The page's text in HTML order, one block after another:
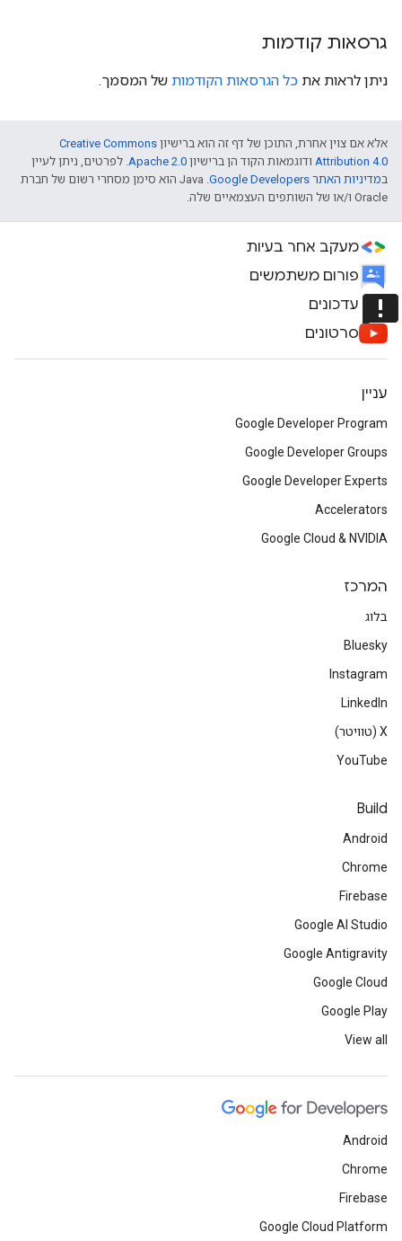
גרסאות קודמות
ניתן לראות את כל הגרסאות הקודמות של המסמך.
אלא אם צוין אחרת, התוכן של דף זה הוא ברישיון Creative Commons
Attribution 4.0 ודוגמאות הקוד הן ברישיון Apache 2.0. לפרטים, ניתן לעיין
במדיניות האתר Google Developers‏
.‏ Java הוא סימן מסחרי רשום של חברת
Oracle ו/או של השותפים העצמאיים שלה.
מעקב אחר בעיות
פורום משתמשים
announcementעדכונים
סרטונים
עניין
Google Developer Program
Google Developer Groups
Google Developer Experts
Accelerators
Google Cloud & NVIDIA
המרכז
בלוג
Bluesky
Instagram
LinkedIn
‫X (טוויטר)
YouTube
Build
Android
Chrome
Firebase
Google AI Studio
Google Antigravity
Google Cloud
Google Play
View all
Android
Chrome
Firebase
Google Cloud Platform